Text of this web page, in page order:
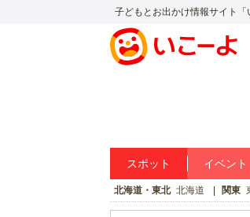
子どもとお出かけ情報サイト
スポット イベント
北海道・東北 北海道 関東